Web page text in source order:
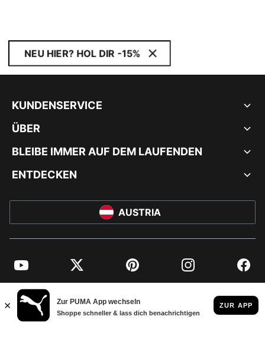
NEU HIER? HOL DIR -15%
KUNDENSERVICE
ÜBER
BLEIBE IMMER AUF DEM LAUFENDEN
ENTDECKEN
AUSTRIA
YouTube Twitter Pinterest Instagram
© PUMA EUROPE GMBH, 2026. ALLE RECHTE VORBEHALTEN
IMPRESSUM UND RECHTLICHE HINWEISE